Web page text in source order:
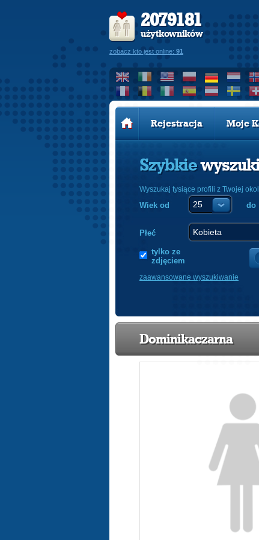
2079181
użytkowników
zobacz kto jest online: 91
Rejestracja Moje
Szybkie
Wyszukaj tysiące profili z Twojej
Wiek od do
Płeć
tylko ze
zdjęciem
zaawansowane wyszukiwanie
Dominikaczarna